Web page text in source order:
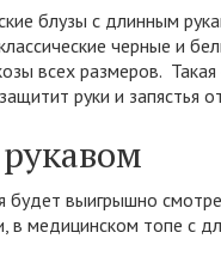
блузы с длинным
черные и
всех размеров.
руки и запястья
выигрышно
медицинском топе с